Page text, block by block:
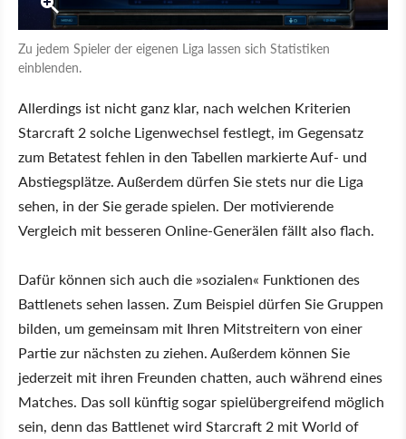
Zu jedem Spieler der eigenen Liga lassen sich Statistiken
einblenden.
Allerdings ist nicht ganz klar, nach welchen Kriterien
Starcraft 2 solche Ligenwechsel festlegt, im Gegensatz
zum Betatest fehlen in den Tabellen markierte Auf- und
Abstiegsplätze. Außerdem dürfen Sie stets nur die Liga
sehen, in der Sie gerade spielen. Der motivierende
Vergleich mit besseren Online-Generälen fällt also flach.
Dafür können sich auch die »sozialen« Funktionen des
Battlenets sehen lassen. Zum Beispiel dürfen Sie Gruppen
bilden, um gemeinsam mit Ihren Mitstreitern von einer
Partie zur nächsten zu ziehen. Außerdem können Sie
jederzeit mit ihren Freunden chatten, auch während eines
Matches. Das soll künftig sogar spielübergreifend möglich
sein, denn das Battlenet wird Starcraft 2 mit World of